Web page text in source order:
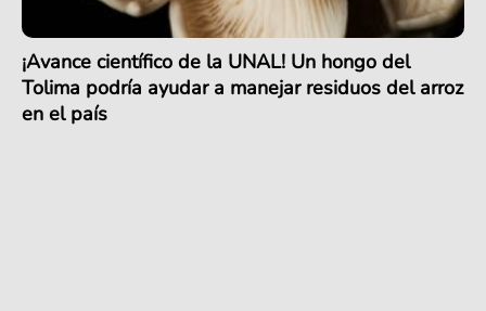
¡Avance científico de la UNAL! Un hongo del
Tolima podría ayudar a manejar residuos del arroz
en el país